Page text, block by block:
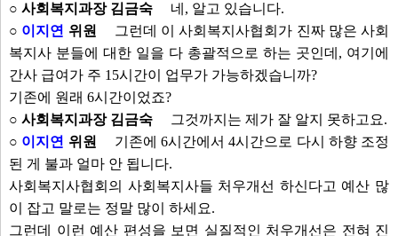
○ 사회복지과장 김금숙
네, 알고 있습니다.
○ 이지연 위원
그런데 이 사회복지사협회가 진짜 많은 사회
복지사 분들에 대한 일을 다 총괄적으로 하는 곳인데, 여기에
간사 급여가 주 15시간이 업무가 가능하겠습니까?
기존에 원래 6시간이었죠?
○ 사회복지과장 김금숙
그것까지는 제가 잘 알지 못하고요.
○ 이지연 위원
기존에 6시간에서 4시간으로 다시 하향 조정
된 게 불과 얼마 안 됩니다.
사회복지사협회의 사회복지사들 처우개선 하신다고 예산 많
이 잡고 말로는 정말 많이 하세요.
그런데 이런 예산 편성을 보면 실질적인 처우개선은 전혀 진